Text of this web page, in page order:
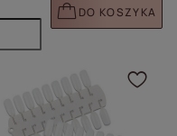
DO KOSZYKA
aby dodać